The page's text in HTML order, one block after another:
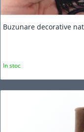
Buzunare decorative
In stoc